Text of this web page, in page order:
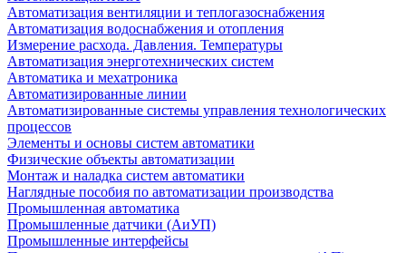
Автоматизация вентиляции и теплогазоснабжения
Автоматизация водоснабжения и отопления
Измерение расхода. Давления. Температуры
Автоматизация энерготехнических систем
Автоматика и мехатроника
Автоматизированные линии
Автоматизированные системы управления технологических
процессов
Элементы и основы систем автоматики
Физические объекты автоматизации
Монтаж и наладка систем автоматики
Наглядные пособия по автоматизации производства
Промышленная автоматика
Промышленные датчики (АиУП)
Промышленные интерфейсы